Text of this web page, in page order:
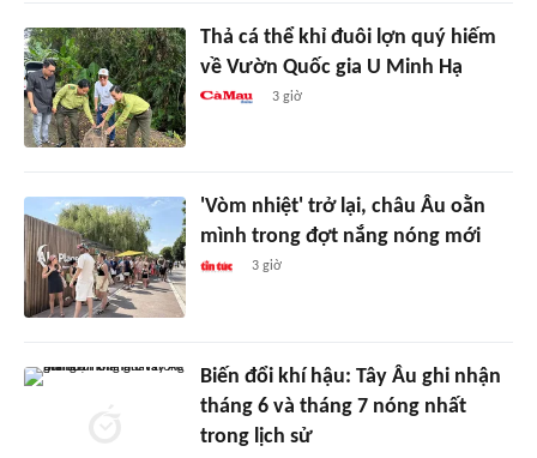
Thả cá thể khỉ đuôi lợn quý hiếm
về Vườn Quốc gia U Minh Hạ
3 giờ
'Vòm nhiệt' trở lại, châu Âu oằn
mình trong đợt nắng nóng mới
3 giờ
Biến đổi khí hậu: Tây Âu ghi nhận
tháng 6 và tháng 7 nóng nhất
trong lịch sử